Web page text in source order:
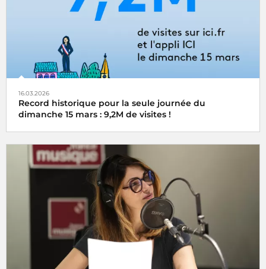
16.03.2026
Record historique pour la seule journée du
dimanche 15 mars : 9,2M de visites !